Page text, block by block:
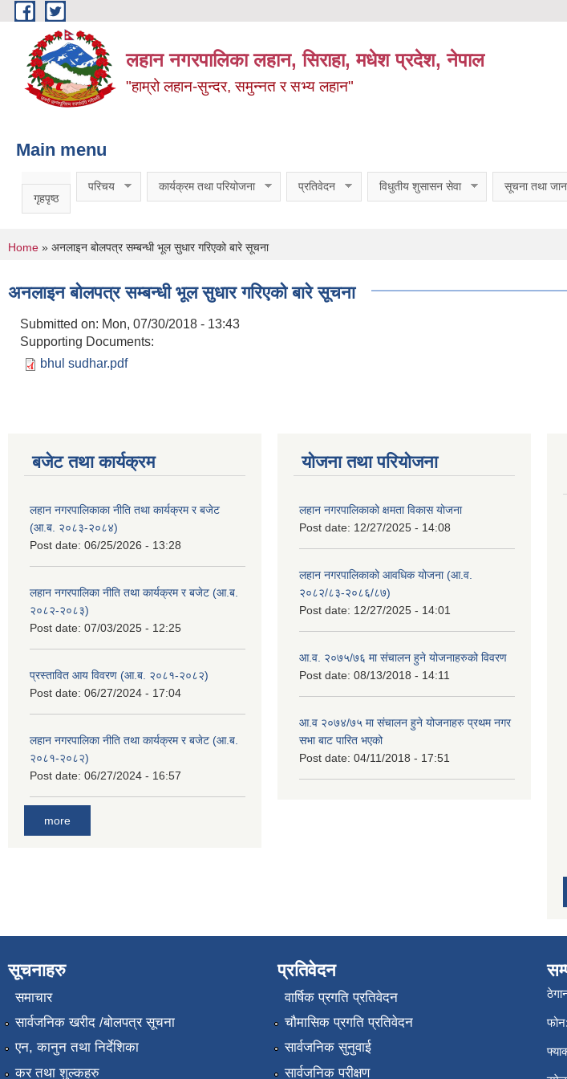
Skip to main content
लहान नगरपालिका लहान, सिराहा, मधेश प्रदेश, नेपाल
"हाम्रो लहान-सुन्दर, समुन्नत र सभ्य लहान"
Main menu
गृहपृष्ठ
परिचय कार्यक्रम तथा परियोजना प्रतिवेदन विधुतीय शुसासन सेवा सूचना तथा
You are here
Home » अनलाइन बोलपत्र सम्बन्धी भूल सुधार गरिएको बारे सूचना
अनलाइन बोलपत्र सम्बन्धी भूल सुधार गरिएको बारे सूचना
Submitted on: Mon, 07/30/2018 - 13:43
Supporting Documents:
bhul sudhar.pdf
बजेट तथा कार्यक्रम
लहान नगरपालिकाका नीति तथा कार्यक्रम र बजेट
(आ.ब. २०८३-२०८४)
Post date: 06/25/2026 - 13:28
लहान नगरपालिका नीति तथा कार्यक्रम र बजेट (आ.ब.
२०८२-२०८३)
Post date: 07/03/2025 - 12:25
प्रस्तावित आय विवरण (आ.ब. २०८१-२०८२)
Post date: 06/27/2024 - 17:04
लहान नगरपालिका नीति तथा कार्यक्रम र बजेट (आ.ब.
२०८१-२०८२)
Post date: 06/27/2024 - 16:57
more
योजना तथा परियोजना
लहान नगरपालिकाको क्षमता विकास योजना
Post date: 12/27/2025 - 14:08
लहान नगरपालिकाको आवधिक योजना (आ.व.
२०८२/८३-२०८६/८७)
Post date: 12/27/2025 - 14:01
आ.व. २०७५/७६ मा संचालन हुने योजनाहरुको विवरण
Post date: 08/13/2018 - 14:11
आ.व २०७४/७५ मा संचालन हुने योजनाहरु प्रथम नगर
सभा बाट पारित भएको
Post date: 04/11/2018 - 17:51
सूचनाहरु
समाचार
सार्वजनिक खरीद /बोलपत्र सूचना
एन, कानुन तथा निर्देशिका
कर तथा शुल्कहरु
प्रतिवेदन
वार्षिक प्रगति प्रतिवेदन
चौमासिक प्रगति प्रतिवेदन
सार्वजनिक सुनुवाई
सार्वजनिक परीक्षण